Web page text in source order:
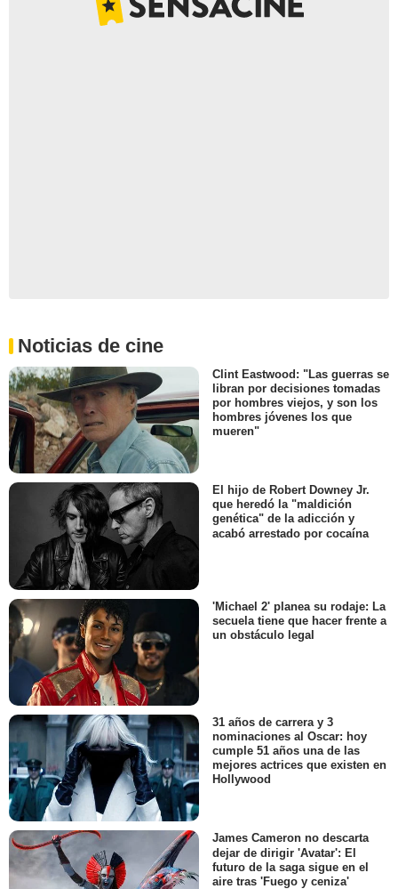
Noticias de cine
Clint Eastwood: "Las guerras se
libran por decisiones tomadas
por hombres viejos, y son los
hombres jóvenes los que
mueren"
El hijo de Robert Downey Jr.
que heredó la "maldición
genética" de la adicción y
acabó arrestado por cocaína
'Michael 2' planea su rodaje: La
secuela tiene que hacer frente a
un obstáculo legal
31 años de carrera y 3
nominaciones al Oscar: hoy
cumple 51 años una de las
mejores actrices que existen en
Hollywood
James Cameron no descarta
dejar de dirigir 'Avatar': El
futuro de la saga sigue en el
aire tras 'Fuego y ceniza'